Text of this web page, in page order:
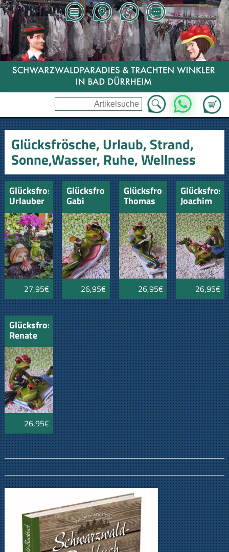
Zum
WhatsApp
Glücksfrösche, Urlaub, Strand,
Sonne,Wasser, Ruhe, Wellness
Glücksfrosch
Urlauber
mit Zelt
und
Lagerfeuer
27,95€
Glücksfrosch
Gabi
Urlaub
Genuss
Ruhe
26,95€
Glücksfrosch
Thomas
im
Urlaub
mit Buch
26,95€
Joachim
beim
Einreiben
26,95€
Glücksfrosch
Renate
beim
Einreiben
26,95€